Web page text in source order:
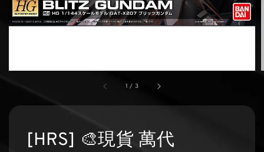
1 / 3
[HRS] 🎨現貨 萬代